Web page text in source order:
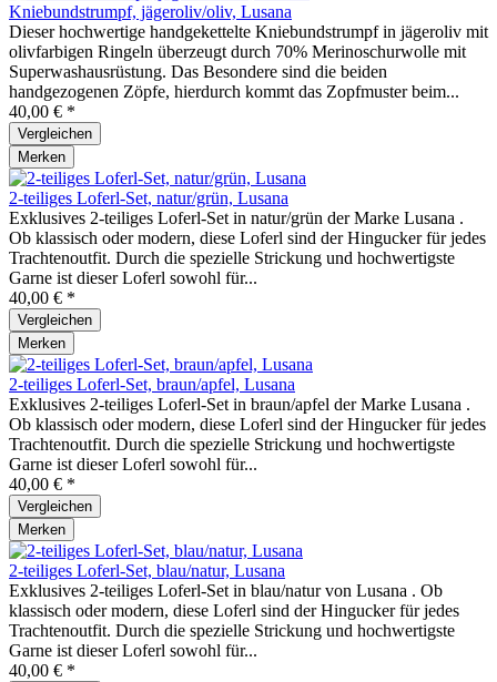
Kniebundstrumpf, jägeroliv/oliv, Lusana
Dieser hochwertige handgekettelte Kniebundstrumpf in jägeroliv mit
olivfarbigen Ringeln überzeugt durch 70% Merinoschurwolle mit
Superwashausrüstung. Das Besondere sind die beiden
handgezogenen Zöpfe, hierdurch kommt das Zopfmuster beim...
40,00 € *
Vergleichen
Merken
2-teiliges Loferl-Set, natur/grün, Lusana
Exklusives 2-teiliges Loferl-Set in natur/grün der Marke Lusana .
Ob klassisch oder modern, diese Loferl sind der Hingucker für jedes
Trachtenoutfit. Durch die spezielle Strickung und hochwertigste
Garne ist dieser Loferl sowohl für...
40,00 € *
Vergleichen
Merken
2-teiliges Loferl-Set, braun/apfel, Lusana
Exklusives 2-teiliges Loferl-Set in braun/apfel der Marke Lusana .
Ob klassisch oder modern, diese Loferl sind der Hingucker für jedes
Trachtenoutfit. Durch die spezielle Strickung und hochwertigste
Garne ist dieser Loferl sowohl für...
40,00 € *
Vergleichen
Merken
2-teiliges Loferl-Set, blau/natur, Lusana
Exklusives 2-teiliges Loferl-Set in blau/natur von Lusana . Ob
klassisch oder modern, diese Loferl sind der Hingucker für jedes
Trachtenoutfit. Durch die spezielle Strickung und hochwertigste
Garne ist dieser Loferl sowohl für...
40,00 € *